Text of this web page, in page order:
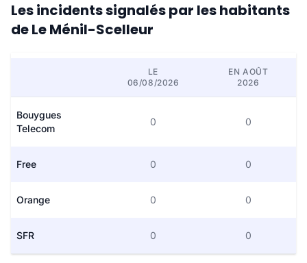
Les incidents signalés par les habitants
de Le Ménil-Scelleur
LE
06/08/2026
EN AOÛT
2026
Bouygues
Telecom
0 0
Free 0 0
Orange 0 0
SFR 0 0